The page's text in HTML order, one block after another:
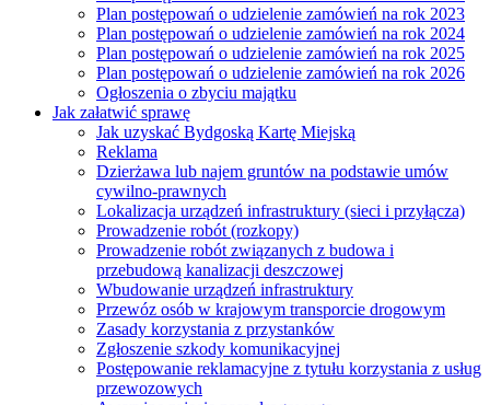
Plan postępowań o udzielenie zamówień na rok 2023
Plan postępowań o udzielenie zamówień na rok 2024
Plan postępowań o udzielenie zamówień na rok 2025
Plan postępowań o udzielenie zamówień na rok 2026
Ogłoszenia o zbyciu majątku
Jak załatwić sprawę
Jak uzyskać Bydgoską Kartę Miejską
Reklama
Dzierżawa lub najem gruntów na podstawie umów
cywilno-prawnych
Lokalizacja urządzeń infrastruktury (sieci i przyłącza)
Prowadzenie robót (rozkopy)
Prowadzenie robót związanych z budowa i
przebudową kanalizacji deszczowej
Wbudowanie urządzeń infrastruktury
Przewóz osób w krajowym transporcie drogowym
Zasady korzystania z przystanków
Zgłoszenie szkody komunikacyjnej
Postępowanie reklamacyjne z tytułu korzystania z usług
przewozowych